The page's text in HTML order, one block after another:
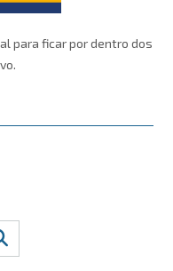
para ficar por dentro dos